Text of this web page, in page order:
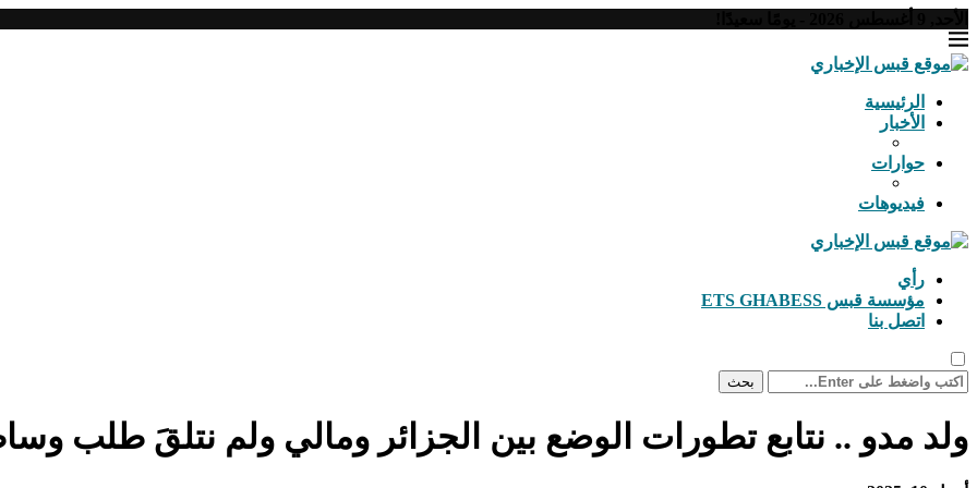
الرئيسية
الأخبار
حوارات
فيديوهات
رأي
مؤسسة قبس ETS GHABESS
اتصل بنا
بحث
ولد مدو .. نتابع تطورات الوضع بين الجزائر ومالي ولم نتلقَ طلب